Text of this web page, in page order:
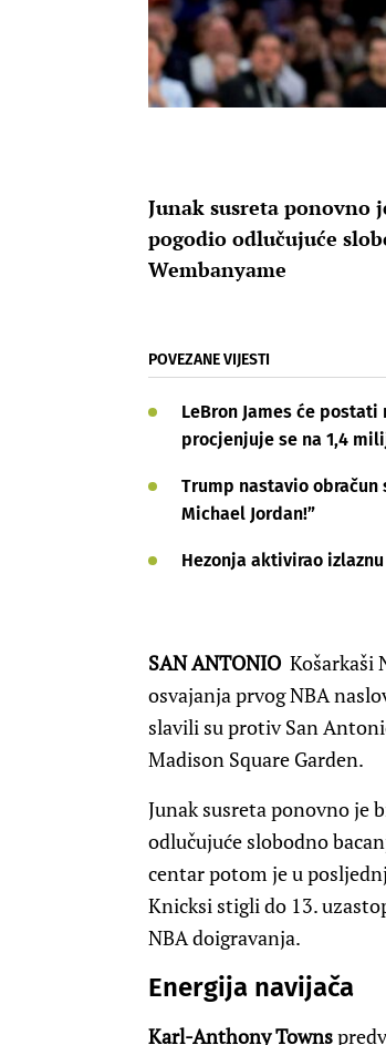
Junak susreta ponovno
pogodio odlučujuće
Wembanyame
POVEZANE VIJESTI
LeBron James će
procjenjuje se na 1,4
Trump nastavio obračun
Michael Jordan!”
Hezonja aktivirao
SAN ANTONIO Košarkaši
osvajanja prvog NBA
slavili su protiv San
Madison Square Garden.
Junak susreta ponovno je
odlučujuće slobodno
centar potom je u
Knicksi stigli do 13.
NBA doigravanja.
Energija navijača
Karl-Anthony Towns